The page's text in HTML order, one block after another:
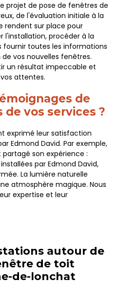
projet de pose de fenêtres de
de l'évaluation initiale à la
rendent sur place pour
l'installation, procéder à la
fournir toutes les informations
vos nouvelles fenêtres.
un résultat impeccable et
attentes.
de
vos services ?
exprimé leur satisfaction
Edmond David. Par exemple,
son expérience :
par Edmond David,
La lumière naturelle
atmosphère magique. Nous
expertise et leur
autour de
de toit
de-lonchat